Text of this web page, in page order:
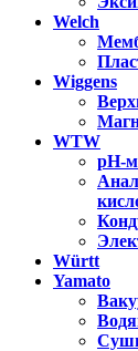
Welch
Wiggens
WTW
pH-
Württ
Yamato